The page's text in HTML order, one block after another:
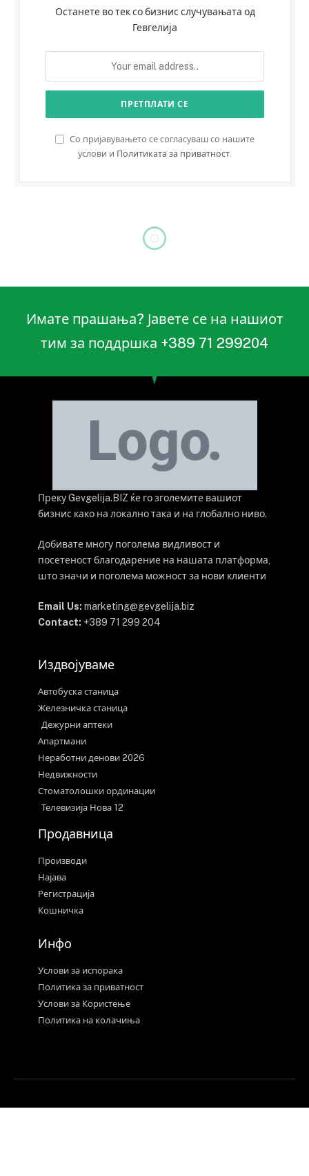
Останете во тек со бизнис случувањата од
Гевгелија
Со пријавувањето се согласуваш со нашите
услови и Политиката за приватност.
Празнична богослужба
во црквата „Свети Кирил
и Методиј“
Во петок (07 ноември) и сабота (08 ноември), во
Гевгелија ќе се одбележи големиот христијански
празникМитровден
великомаченик Димитрие
„Свети Кирил и Методиј“
богослужби и молитви:
07 ноември (петок)
16:00 – Празнична вечерна богослужба
16:45 – Благословување на празничните колачи
08 ноември (сабота)
08:30 – Света Божествена Литургија
09:45 – Благословување на празничните колачи
„моли Го Бога за нас!“